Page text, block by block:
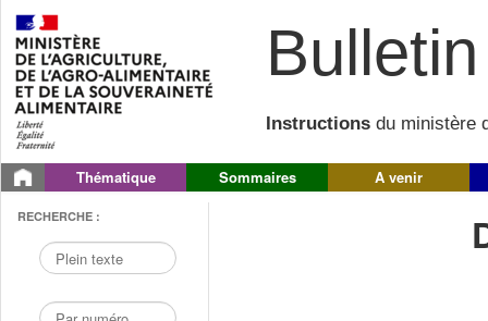
Instructions du ministère
Thématique Sommaires A venir
RECHERCHE :